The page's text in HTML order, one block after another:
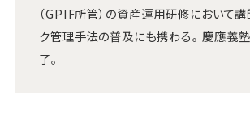
（GPIF所管）の資産運用研修において講
ク管理手法の普及にも携わる。 慶應義
了。